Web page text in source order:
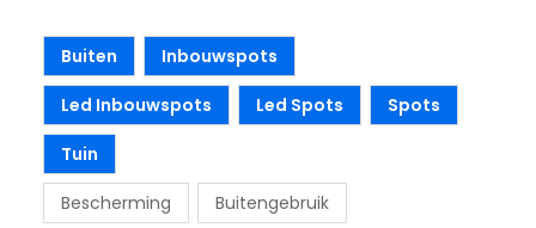
Buiten Inbouwspots
Led Inbouwspots Led Spots Spots
Tuin
Bescherming Buitengebruik